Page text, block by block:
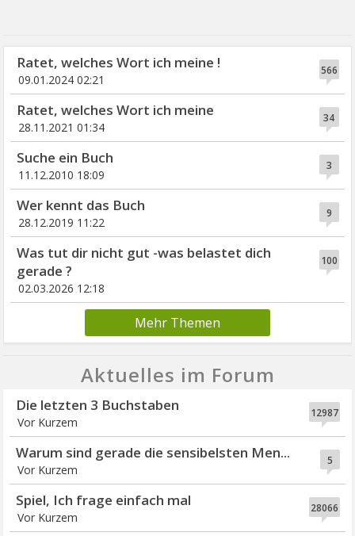
566
Ratet, welches Wort ich meine !
09.01.2024 02:21
34
Ratet, welches Wort ich meine
28.11.2021 01:34
3
Suche ein Buch
11.12.2010 18:09
9
Wer kennt das Buch
28.12.2019 11:22
100
Was tut dir nicht gut -was belastet dich
gerade ?
02.03.2026 12:18
Mehr Themen
Aktuelles im Forum
12987
Die letzten 3 Buchstaben
Vor Kurzem
5
Warum sind gerade die sensibelsten Men...
Vor Kurzem
28066
Spiel, Ich frage einfach mal
Vor Kurzem